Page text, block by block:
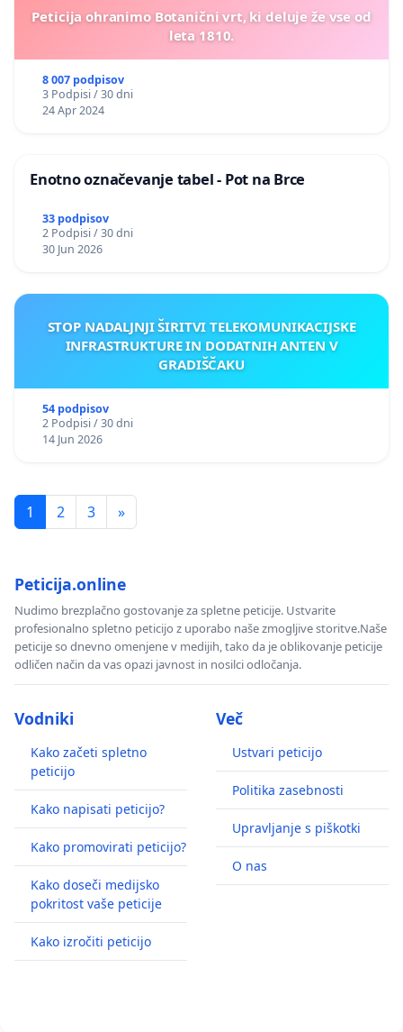
Peticija ohranimo Botanični vrt, ki deluje že vse od
leta 1810.
8 007 podpisov
3 Podpisi / 30 dni
24 Apr 2024
Enotno označevanje tabel - Pot na Brce
33 podpisov
2 Podpisi / 30 dni
30 Jun 2026
STOP NADALJNJI ŠIRITVI TELEKOMUNIKACIJSKE
INFRASTRUKTURE IN DODATNIH ANTEN V
GRADIŠČAKU
54 podpisov
2 Podpisi / 30 dni
14 Jun 2026
1 2 3 »
Peticija.online
Nudimo brezplačno gostovanje za spletne peticije. Ustvarite
profesionalno spletno peticijo z uporabo naše zmogljive storitve.Naše
peticije so dnevno omenjene v medijih, tako da je oblikovanje peticije
odličen način da vas opazi javnost in nosilci odločanja.
Vodniki
Kako začeti spletno
peticijo
Kako napisati peticijo?
Kako promovirati peticijo?
Kako doseči medijsko
pokritost vaše peticije
Kako izročiti peticijo
Več
Ustvari peticijo
Politika zasebnosti
Upravljanje s piškotki
O nas